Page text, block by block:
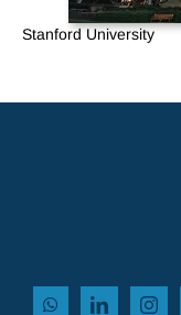
Stanford University